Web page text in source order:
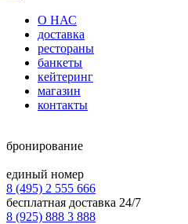
О НАС
доставка
рестораны
банкеты
кейтеринг
магазин
контакты
бронирование
единый номер
8 (495) 2 555 666
бесплатная доставка 24/7
8 (925) 888 3 888